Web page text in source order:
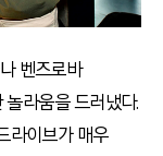
벤즈로바
라움을 드러냈다.
라이브가 매우